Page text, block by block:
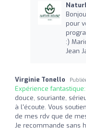
pour
:)
Jean
Virginie Tonello
Expérience fantastique:
douce, souriante,
à l'écoute. Vous
de mes rdv que de
Je recommande sans